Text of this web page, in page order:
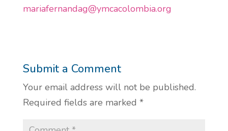
mariafernandag@ymcacolombia.org
Submit a Comment
Your email address will not be published.
Required fields are marked *